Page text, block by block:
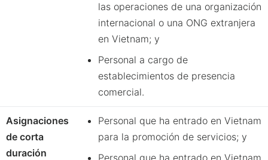
las operaciones de una organización
internacional o una ONG extranjera
en Vietnam; y
Personal a cargo de
establecimientos de presencia
comercial.
Asignaciones
de corta
duración
Personal que ha entrado en Vietnam
para la promoción de servicios; y
Personal que ha entrado en Vietnam